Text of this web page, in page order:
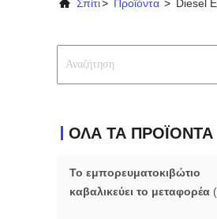
Σπίτι> Προϊόντα > Diesel
ΟΛΑ ΤΑ ΠΡΟΪΟΝΤΑ
Το εμπορευματοκιβώτιο
καβαλικεύει το μεταφορέα